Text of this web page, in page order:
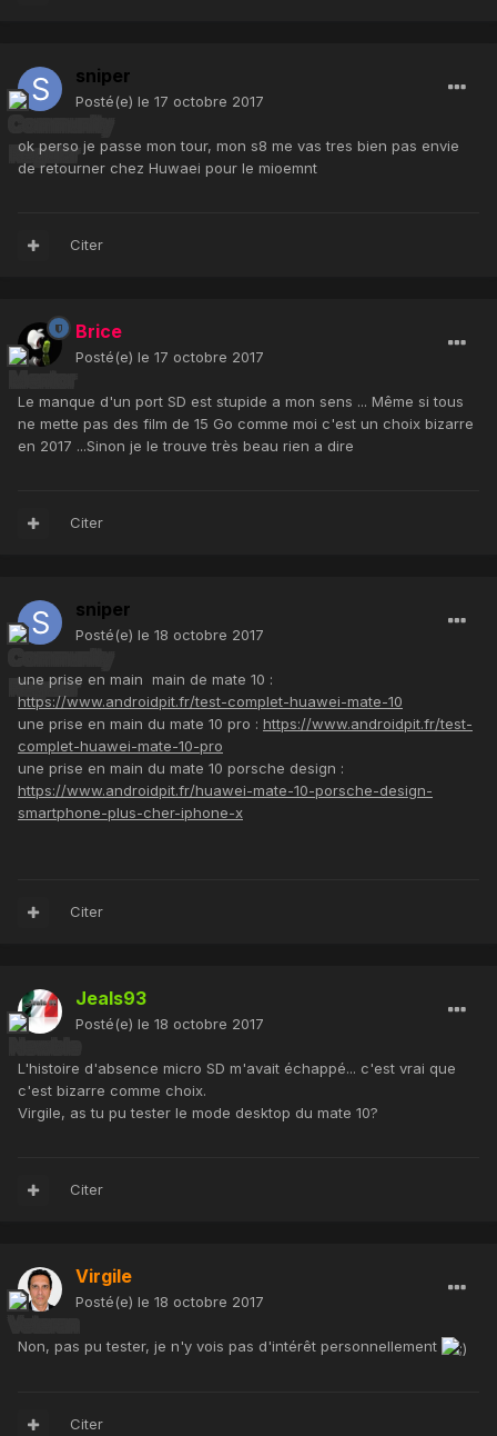
sniper
Posté(e) le 17 octobre 2017
ok perso je passe mon tour, mon s8 me vas tres bien pas envie
de retourner chez Huwaei pour le mioemnt
Citer
Brice
Posté(e) le 17 octobre 2017
Le manque d'un port SD est stupide a mon sens ... Même si tous
ne mette pas des film de 15 Go comme moi c'est un choix bizarre
en 2017 ...Sinon je le trouve très beau rien a dire
Citer
sniper
Posté(e) le 18 octobre 2017
une prise en main main de mate 10 :
https://www.androidpit.fr/test-complet-huawei-mate-10
une prise en main du mate 10 pro : https://www.androidpit.fr/test-
complet-huawei-mate-10-pro
une prise en main du mate 10 porsche design :
https://www.androidpit.fr/huawei-mate-10-porsche-design-
smartphone-plus-cher-iphone-x
Citer
Jeals93
Posté(e) le 18 octobre 2017
L'histoire d'absence micro SD m'avait échappé... c'est vrai que
c'est bizarre comme choix.
Virgile, as tu pu tester le mode desktop du mate 10?
Citer
Virgile
Posté(e) le 18 octobre 2017
Non, pas pu tester, je n'y vois pas d'intérêt personnellement
Citer